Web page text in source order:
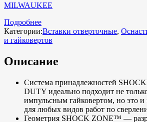
MILWAUKEE
Подробнее
Категории:Вставки отверточные,
и гайковертов
Описание
Система принадлежностей
DUTY идеально подходит не
импульсным гайковертом, но это и
для любых видов работ по
Геометрия SHOCK ZONE™ —